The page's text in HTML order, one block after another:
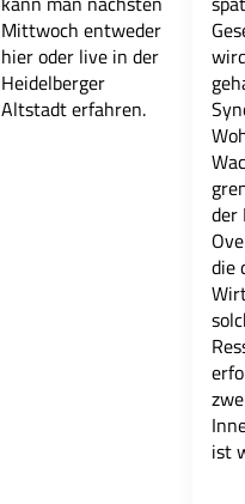
Mittwoch entweder
hier oder live in der
Heidelberger
Altstadt erfahren.
der
die
ist